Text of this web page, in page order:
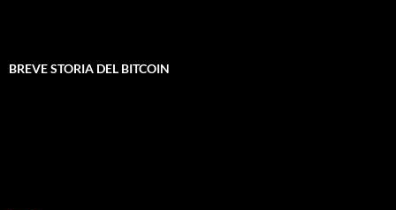
BREVE STORIA DEL BITCOIN